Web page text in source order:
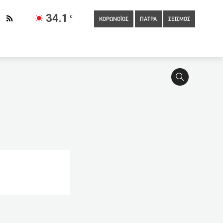
34.1 C
ΚΟΡΩΝΟΪΟΣ ΠΑΤΡΑ ΣΕΙΣΜΟΣ
για Γλυκά Νερά: 15 χρόνια το μάξιμουμ της ποινής των
Νεκρός 19χρονος σε τροχαίο στη